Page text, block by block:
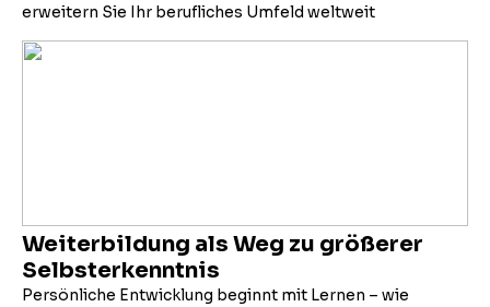
erweitern Sie Ihr berufliches Umfeld weltweit
Weiterbildung als Weg zu größerer
Selbsterkenntnis
Persönliche Entwicklung beginnt mit Lernen – wie